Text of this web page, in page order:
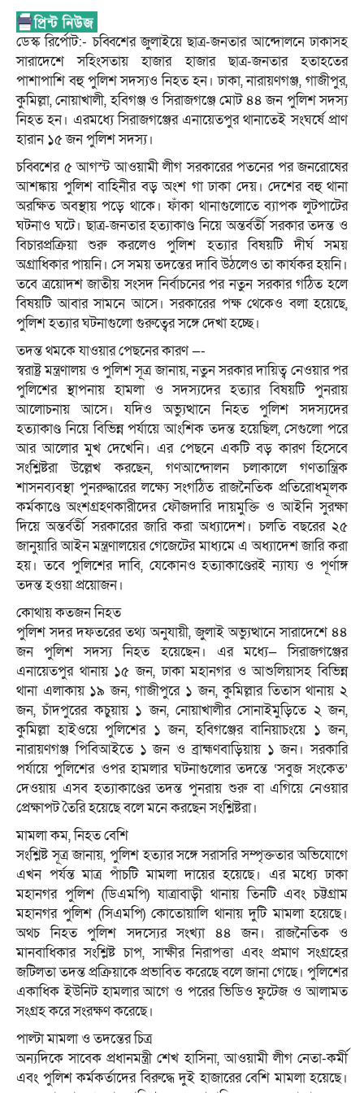
ডেস্ক রির্পোট:- চব্বিশের জুলাইয়ে ছাত্র-জনতার আন্দোলনে ঢাকাসহ
সারাদেশে সহিংসতায় হাজার হাজার ছাত্র-জনতার হতাহতের
পাশাপাশি বহু পুলিশ সদস্যও নিহত হন। ঢাকা, নারায়ণগঞ্জ, গাজীপুর,
কুমিল্লা, নোয়াখালী, হবিগঞ্জ ও সিরাজগঞ্জে মোট ৪৪ জন পুলিশ সদস্য
নিহত হন। এরমধ্যে সিরাজগঞ্জের এনায়েতপুর থানাতেই সংঘর্ষে প্রাণ
হারান ১৫ জন পুলিশ সদস্য।
চব্বিশের ৫ আগস্ট আওয়ামী লীগ সরকারের পতনের পর জনরোষের
আশঙ্কায় পুলিশ বাহিনীর বড় অংশ গা ঢাকা দেয়। দেশের বহু থানা
অরক্ষিত অবস্থায় পড়ে থাকে। ফাঁকা থানাগুলোতে ব্যাপক লুটপাটের
ঘটনাও ঘটে। ছাত্র-জনতার হত্যাকাণ্ড নিয়ে অন্তর্বর্তী সরকার তদন্ত ও
বিচারপ্রক্রিয়া শুরু করলেও পুলিশ হত্যার বিষয়টি দীর্ঘ সময়
অগ্রাধিকার পায়নি। সে সময় তদন্তের দাবি উঠলেও তা কার্যকর হয়নি।
তবে ত্রয়োদশ জাতীয় সংসদ নির্বাচনের পর নতুন সরকার গঠিত হলে
বিষয়টি আবার সামনে আসে। সরকারের পক্ষ থেকেও বলা হয়েছে,
পুলিশ হত্যার ঘটনাগুলো গুরুত্বের সঙ্গে দেখা হচ্ছে।
তদন্ত থমকে যাওয়ার পেছনের কারণ —-
স্বরাষ্ট্র মন্ত্রণালয় ও পুলিশ সূত্র জানায়, নতুন সরকার দায়িত্ব নেওয়ার পর
পুলিশের স্থাপনায় হামলা ও সদস্যদের হত্যার বিষয়টি পুনরায়
আলোচনায় আসে। যদিও অভ্যুত্থানে নিহত পুলিশ সদস্যদের
হত্যাকাণ্ড নিয়ে বিভিন্ন পর্যায়ে আংশিক তদন্ত হয়েছিল, সেগুলো পরে
আর আলোর মুখ দেখেনি। এর পেছনে একটি বড় কারণ হিসেবে
সংশ্লিষ্টরা উল্লেখ করছেন, গণআন্দোলন চলাকালে গণতান্ত্রিক
শাসনব্যবস্থা পুনরুদ্ধারের লক্ষ্যে সংগঠিত রাজনৈতিক প্রতিরোধমূলক
কর্মকাণ্ডে অংশগ্রহণকারীদের ফৌজদারি দায়মুক্তি ও আইনি সুরক্ষা
দিয়ে অন্তর্বর্তী সরকারের জারি করা অধ্যাদেশ। চলতি বছরের ২৫
জানুয়ারি আইন মন্ত্রণালয়ের গেজেটের মাধ্যমে এ অধ্যাদেশ জারি করা
হয়। তবে পুলিশের দাবি, যেকোনও হত্যাকাণ্ডেরই ন্যায্য ও পূর্ণাঙ্গ
তদন্ত হওয়া প্রয়োজন।
কোথায় কতজন নিহত
পুলিশ সদর দফতরের তথ্য অনুযায়ী, জুলাই অভ্যুত্থানে সারাদেশে ৪৪
জন পুলিশ সদস্য নিহত হয়েছেন। এর মধ্যে— সিরাজগঞ্জের
এনায়েতপুর থানায় ১৫ জন, ঢাকা মহানগর ও আশুলিয়াসহ বিভিন্ন
থানা এলাকায় ১৯ জন, গাজীপুরে ১ জন, কুমিল্লার তিতাস থানায় ২
জন, চাঁদপুরের কচুয়ায় ১ জন, নোয়াখালীর সোনাইমুড়িতে ২ জন,
কুমিল্লা হাইওয়ে পুলিশের ১ জন, হবিগঞ্জের বানিয়াচংয়ে ১ জন,
নারায়ণগঞ্জ পিবিআইতে ১ জন ও ব্রাহ্মণবাড়িয়ায় ১ জন। সরকারি
পর্যায়ে পুলিশের ওপর হামলার ঘটনাগুলোর তদন্তে ‘সবুজ সংকেত’
দেওয়ায় এসব হত্যাকাণ্ডের তদন্ত পুনরায় শুরু বা এগিয়ে নেওয়ার
প্রেক্ষাপট তৈরি হয়েছে বলে মনে করছেন সংশ্লিষ্টরা।
মামলা কম, নিহত বেশি
সংশ্লিষ্ট সূত্র জানায়, পুলিশ হত্যার সঙ্গে সরাসরি সম্পৃক্ততার অভিযোগে
এখন পর্যন্ত মাত্র পাঁচটি মামলা দায়ের হয়েছে। এর মধ্যে ঢাকা
মহানগর পুলিশ (ডিএমপি) যাত্রাবাড়ী থানায় তিনটি এবং চট্টগ্রাম
মহানগর পুলিশ (সিএমপি) কোতোয়ালি থানায় দুটি মামলা হয়েছে।
অথচ নিহত পুলিশ সদস্যের সংখ্যা ৪৪ জন। রাজনৈতিক ও
মানবাধিকার সংশ্লিষ্ট চাপ, সাক্ষীর নিরাপত্তা এবং প্রমাণ সংগ্রহের
জটিলতা তদন্ত প্রক্রিয়াকে প্রভাবিত করেছে বলে জানা গেছে। পুলিশের
একাধিক ইউনিট হামলার আগে ও পরের ভিডিও ফুটেজ ও আলামত
সংগ্রহ করে সংরক্ষণ করেছে।
পাল্টা মামলা ও তদন্তের চিত্র
অন্যদিকে সাবেক প্রধানমন্ত্রী শেখ হাসিনা, আওয়ামী লীগ নেতা-কর্মী
এবং পুলিশ কর্মকর্তাদের বিরুদ্ধে দুই হাজারের বেশি মামলা হয়েছে।